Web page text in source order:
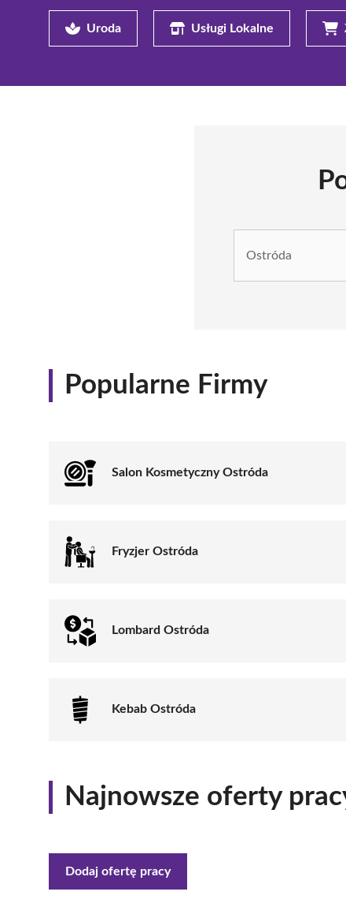
Uroda Usługi Lokalne
Popularne Firmy
Salon Kosmetyczny Ostróda
Fryzjer Ostróda
Lombard Ostróda
Kebab Ostróda
Najnowsze oferty
Dodaj ofertę pracy